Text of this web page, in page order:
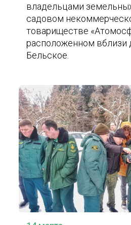
владельцами
садовом
товариществе
расположенном вблизи
Бельское.